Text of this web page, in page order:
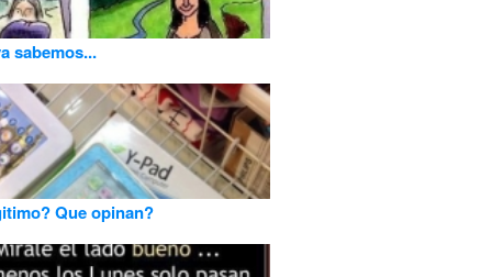
sabemos...
Que opinan?